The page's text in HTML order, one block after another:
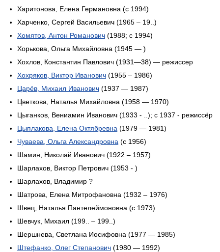
Харитонова, Елена Германовна (c 1994)
Харченко, Сергей Васильевич (1965 – 19..)
Хомятов, Антон Романович (1988; c 1994)
Хорькова, Ольга Михайловна (1945 — )
Хохлов, Константин Павлович (1931—38) — режиссер
Хохряков, Виктор Иванович (1955 – 1986)
Царёв, Михаил Иванович (1937 — 1987)
Цветкова, Наталья Михайловна (1958 — 1970)
Цыганков, Вениамин Иванович (1933 - ..); c 1937 - режиссёр
Цыплакова, Елена Октябревна (1979 — 1981)
Чуваева, Ольга Александровна (c 1956)
Шамин, Николай Иванович (1922 – 1957)
Шарлахов, Виктор Петрович (1953 - )
Шарлахов, Владимир ?
Шатрова, Елена Митрофановна (1932 – 1976)
Швец, Наталья Пантелеймоновна (с 1973)
Шевчук, Михаил (199.. – 199..)
Шершнева, Светлана Иосифовна (1977 — 1985)
Штефанко, Олег Степанович (1980 — 1992)